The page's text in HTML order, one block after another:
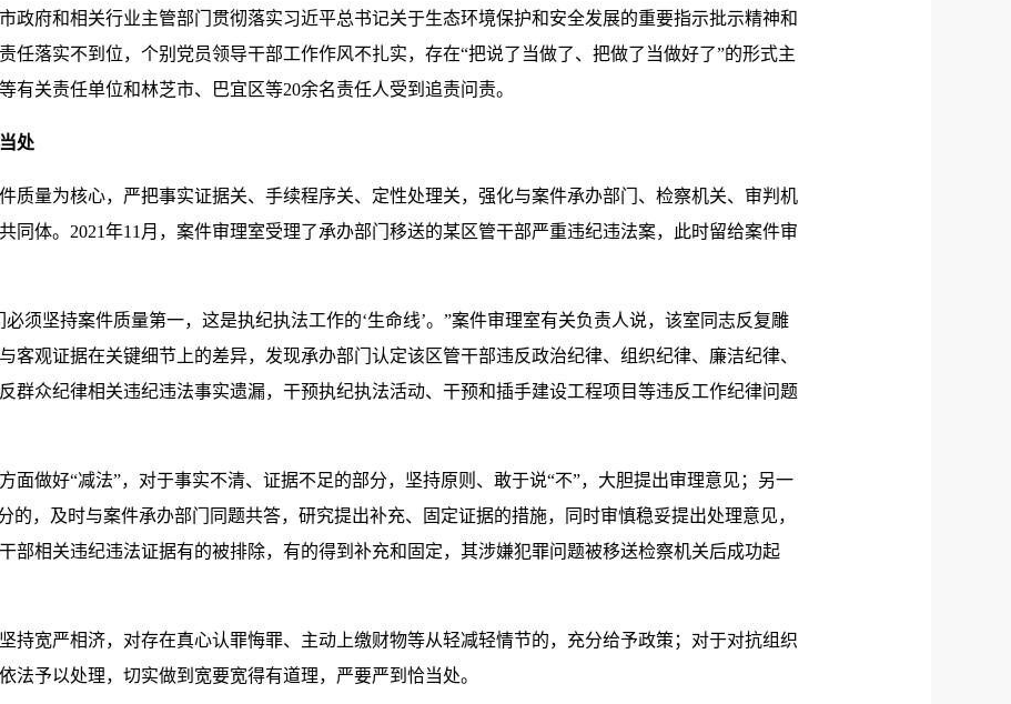
政府和相关行业主管部门贯彻落实习近平总书记关于生态环境保护和安全发展的重要指示批示精神和
任落实不到位，个别党员领导干部工作作风不扎实，存在“把说了当做了、把做了当做好了”的形式主
有关责任单位和林芝市、巴宜区等20余名责任人受到追责问责。
处
量为核心，严把事实证据关、手续程序关、定性处理关，强化与案件承办部门、检察机关、审判机
同体。2021年11月，案件审理室受理了承办部门移送的某区管干部严重违纪违法案，此时留给案件审
坚持案件质量第一，这是执纪执法工作的‘生命线’。”案件审理室有关负责人说，该室同志反复雕
客观证据在关键细节上的差异，发现承办部门认定该区管干部违反政治纪律、组织纪律、廉洁纪律、
群众纪律相关违纪违法事实遗漏，干预执纪执法活动、干预和插手建设工程项目等违反工作纪律问题
做好“减法”，对于事实不清、证据不足的部分，坚持原则、敢于说“不”，大胆提出审理意见；另一
的，及时与案件承办部门同题共答，研究提出补充、固定证据的措施，同时审慎稳妥提出处理意见，
部相关违纪违法证据有的被排除，有的得到补充和固定，其涉嫌犯罪问题被移送检察机关后成功起
宽严相济，对存在真心认罪悔罪、主动上缴财物等从轻减轻情节的，充分给予政策；对于对抗组织
法予以处理，切实做到宽要宽得有道理，严要严到恰当处。